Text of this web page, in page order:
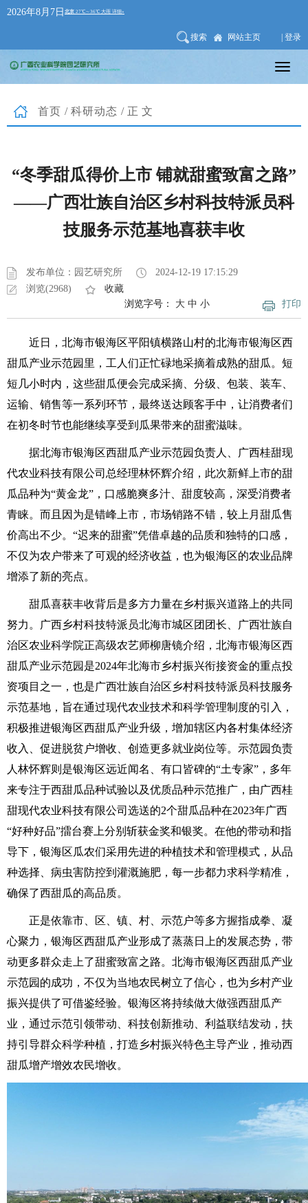
2026年8月7日
搜索 网站主页 | 登录
首页 / 科研动态 /正文
“冬季甜瓜得价上市 铺就甜蜜致富之路”
——广西壮族自治区乡村科技特派员科
技服务示范基地喜获丰收
发布单位：园艺研究所
2024-12-19 17:15:29
浏览(2968)
收藏
打印
浏览字号： 大 中 小
近日，北海市银海区平阳镇横路山村的北海市银海区西
甜瓜产业示范园里，工人们正忙碌地采摘着成熟的甜瓜。短
短几小时内，这些甜瓜便会完成采摘、分级、包装、装车、
运输、销售等一系列环节，最终送达顾客手中，让消费者们
在初冬时节也能继续享受到瓜果带来的甜蜜滋味。
据北海市银海区西甜瓜产业示范园负责人、广西桂甜现
代农业科技有限公司总经理林怀辉介绍，此次新鲜上市的甜
瓜品种为“黄金龙”，口感脆爽多汁、甜度较高，深受消费者
青睐。而且因为是错峰上市，市场销路不错，较上月甜瓜售
价高出不少。“迟来的甜蜜”凭借卓越的品质和独特的口感，
不仅为农户带来了可观的经济收益，也为银海区的农业品牌
增添了新的亮点。
甜瓜喜获丰收背后是多方力量在乡村振兴道路上的共同
努力。广西乡村科技特派员北海市城区团团长、广西壮族自
治区农业科学院正高级农艺师柳唐镜介绍，北海市银海区西
甜瓜产业示范园是2024年北海市乡村振兴衔接资金的重点投
资项目之一，也是广西壮族自治区乡村科技特派员科技服务
示范基地，旨在通过现代农业技术和科学管理制度的引入，
积极推进银海区西甜瓜产业升级，增加辖区内各村集体经济
收入、促进脱贫户增收、创造更多就业岗位等。示范园负责
人林怀辉则是银海区远近闻名、有口皆碑的“土专家”，多年
来专注于西甜瓜品种试验以及优质品种示范推广，由广西桂
甜现代农业科技有限公司选送的2个甜瓜品种在2023年广西
“好种好品”擂台赛上分别斩获金奖和银奖。在他的带动和指
导下，银海区瓜农们采用先进的种植技术和管理模式，从品
种选择、病虫害防控到灌溉施肥，每一步都力求科学精准，
确保了西甜瓜的高品质。
正是依靠市、区、镇、村、示范户等多方握指成拳、凝
心聚力，银海区西甜瓜产业形成了蒸蒸日上的发展态势，带
动更多群众走上了甜蜜致富之路。北海市银海区西甜瓜产业
示范园的成功，不仅为当地农民树立了信心，也为乡村产业
振兴提供了可借鉴经验。银海区将持续做大做强西甜瓜产
业，通过示范引领带动、科技创新推动、利益联结发动，扶
持引导群众科学种植，打造乡村振兴特色主导产业，推动西
甜瓜增产增效农民增收。